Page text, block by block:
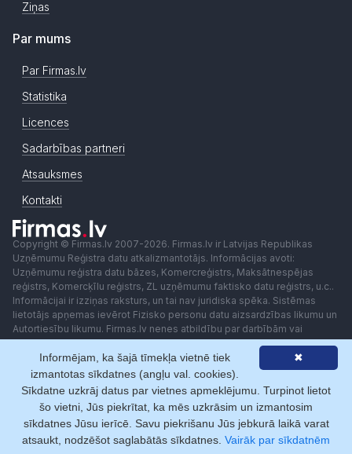
Ziņas
Par mums
Par Firmas.lv
Statistika
Licences
Sadarbības partneri
Atsauksmes
Kontakti
Copyright © Firmas.lv 2007-2026. Firmas.lv ir Latvijas Republikas
Uzņēmumu Reģistra datu atkalizmantotājs. Informācijas avoti:
Uzņēmumu reģistra datu bāzes, Komercreģistrs, Maksātnespējas
reģistrs, Komercķīlu reģistrs, ZL uzņēmumu faktisko datu reģistrs, u.c..
Informācijai ir izziņas raksturs, un tai nav juridiska spēka. Sistēmas
lietotājs apņemas ievērot Fizisko personu datu aizsardzības likumu un
Autortiesību likumu. Firmas.lv nenes atbildību par darbībām vai
lēmumiem, kas balstīti uz saņemto pakalpojumu. Lietotājam aizliegts
izmantot jebkādas automatizētas sistēmas vai iekārtas (robotus)
piekļuvei sistēmai bez rakstiskas saskaņošanas ar Firmas.lv. Galvenā
redaktore: Ingūna Pempere.
Lietošanas noteikumi
Privātuma politika Norēķini ar
✖
Informējam, ka šajā tīmekļa vietnē tiek
izmantotas sīkdatnes (angļu val. cookies).
Sīkdatne uzkrāj datus par vietnes apmeklējumu. Turpinot lietot
šo vietni, Jūs piekrītat, ka mēs uzkrāsim un izmantosim
sīkdatnes Jūsu ierīcē. Savu piekrišanu Jūs jebkurā laikā varat
atsaukt, nodzēšot saglabātās sīkdatnes. Vairāk par sīkdatnēm